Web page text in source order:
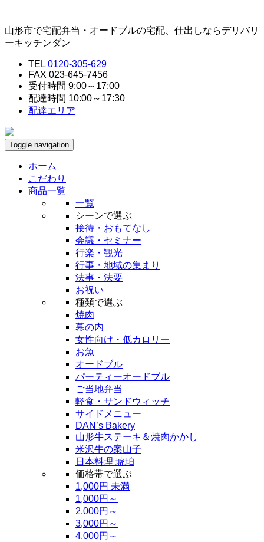
山形市で宅配弁当・オードブルの宅配、仕出しならデリバリ
ーキッチンダン
TEL 0120-305-629
FAX 023-645-7456
受付時間 9:00～17:00
配達時間 10:00～17:30
配達エリア
Toggle navigation
ホーム
こだわり
商品一覧
一覧
シーンで選ぶ
接待・おもてなし
会議・セミナー
行楽・観光
行事・地域の集まり
法事・法要
お祝い
種類で選ぶ
焼肉
幕の内
女性向け・低カロリー
お魚
オードブル
パーティーオードブル
ご当地弁当
軽食・サンドウィッチ
サイドメニュー
DAN’s Bakery
山形牛ステーキ＆焼肉かかし
米沢牛の案山子
日本料理 琥珀
価格帯で選ぶ
1,000円 未満
1,000円～
2,000円～
3,000円～
4,000円～